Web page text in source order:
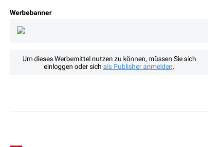
Werbebanner
Um dieses Werbemittel nutzen zu können, müssen Sie sich
einloggen oder sich als Publisher anmelden.